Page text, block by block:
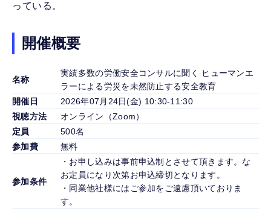
っている。
開催概要
名称
実績多数の労働安全コンサルに聞く ヒューマンエ
ラーによる労災を未然防止する安全教育
開催日
2026年07月24日(金) 10:30-11:30
視聴方法
オンライン（Zoom）
定員
500名
参加費
無料
参加条件
・お申し込みは事前申込制とさせて頂きます。な
お定員になり次第お申込締切となります。
・同業他社様にはご参加をご遠慮頂いておりま
す。